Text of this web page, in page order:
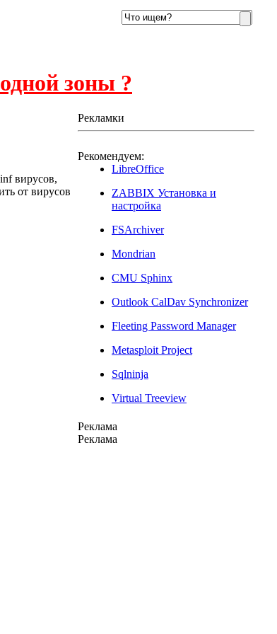
зоны ?
вирусов,
от вирусов
Рекламки
Рекомендуем:
LibreOffice
ZABBIX Установка и
настройка
FSArchiver
Mondrian
CMU Sphinx
Outlook CalDav Synchronizer
Fleeting Password Manager
Metasploit Project
Sqlninja
Virtual Treeview
Реклама
Реклама